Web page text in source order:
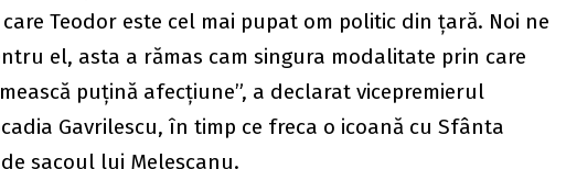
Teodor este cel mai pupat om politic din țară. Noi ne
el, asta a rămas cam singura modalitate prin care
puțină afecțiune”, a declarat vicepremierul
Gavrilescu, în timp ce freca o icoană cu Sfânta
sacoul lui Meleșcanu.